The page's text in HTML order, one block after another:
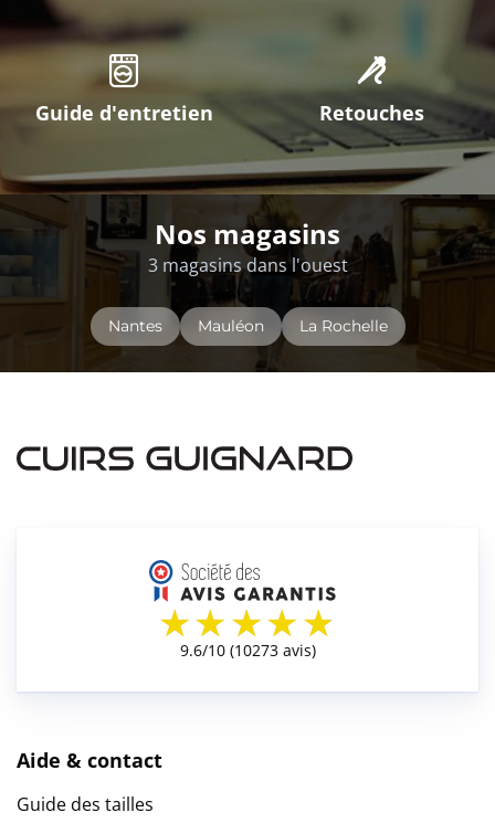
Guide d'entretien Retouches
Nos magasins
3 magasins dans l'ouest
Nantes Mauléon La Rochelle
Aide & contact
Guide des tailles